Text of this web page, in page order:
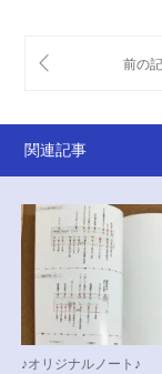
関連記事
♪オリジナルノート♪